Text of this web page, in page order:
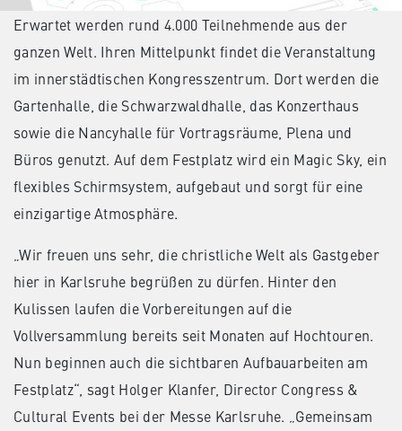
Erwartet werden rund 4.000 Teilnehmende aus der
ganzen Welt. Ihren Mittelpunkt findet die Veranstaltung
im innerstädtischen Kongresszentrum. Dort werden die
Gartenhalle, die Schwarzwaldhalle, das Konzerthaus
sowie die Nancyhalle für Vortragsräume, Plena und
Büros genutzt. Auf dem Festplatz wird ein Magic Sky, ein
flexibles Schirmsystem, aufgebaut und sorgt für eine
einzigartige Atmosphäre.
„Wir freuen uns sehr, die christliche Welt als Gastgeber
hier in Karlsruhe begrüßen zu dürfen. Hinter den
Kulissen laufen die Vorbereitungen auf die
Vollversammlung bereits seit Monaten auf Hochtouren.
Nun beginnen auch die sichtbaren Aufbauarbeiten am
Festplatz“, sagt Holger Klanfer, Director Congress &
Cultural Events bei der Messe Karlsruhe. „Gemeinsam